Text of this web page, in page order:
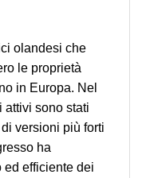
olandesi che
le proprietà
in Europa. Nel
attivi sono stati
versioni più forti
ha
ed efficiente dei